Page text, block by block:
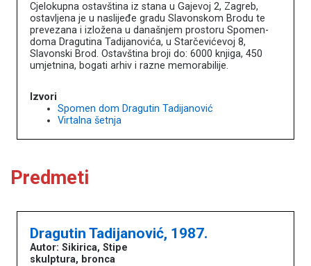
Cjelokupna ostavština iz stana u Gajevoj 2, Zagreb,
ostavljena je u naslijeđe gradu Slavonskom Brodu te
prevezana i izložena u današnjem prostoru Spomen-
doma Dragutina Tadijanovića, u Starčevićevoj 8,
Slavonski Brod. Ostavština broji do: 6000 knjiga, 450
umjetnina, bogati arhiv i razne memorabilije.
Izvori
Spomen dom Dragutin Tadijanović
Virtalna šetnja
Predmeti
Dragutin Tadijanović, 1987.
Autor: Sikirica, Stipe
skulptura, bronca